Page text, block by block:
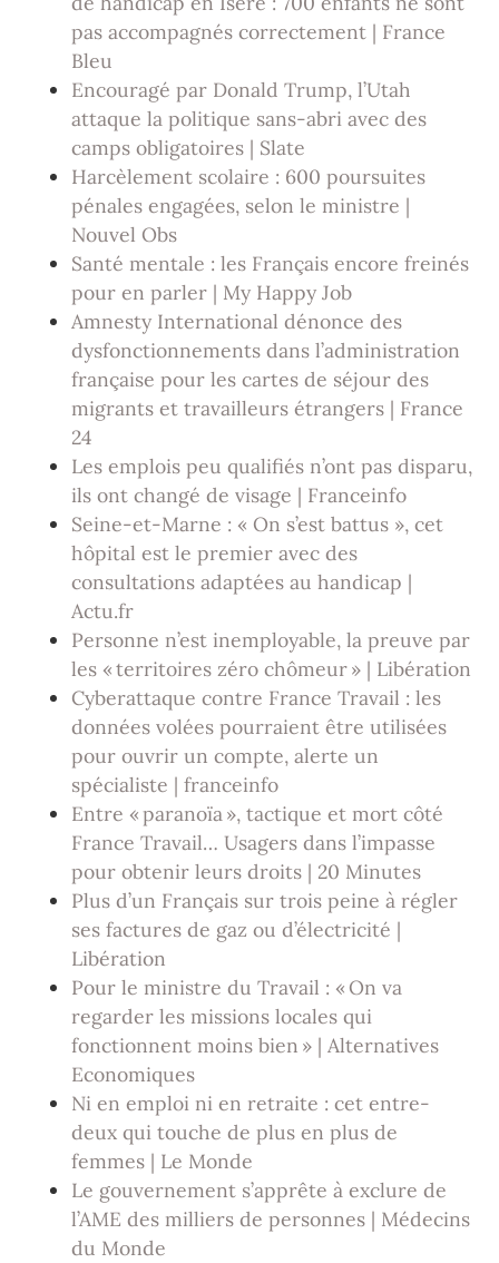
pas accompagnés correctement | France
Bleu
Encouragé par Donald Trump, l’Utah
attaque la politique sans-abri avec des
camps obligatoires | Slate
Harcèlement scolaire : 600 poursuites
pénales engagées, selon le ministre |
Nouvel Obs
Santé mentale : les Français encore freinés
pour en parler | My Happy Job
Amnesty International dénonce des
dysfonctionnements dans l’administration
française pour les cartes de séjour des
migrants et travailleurs étrangers | France
24
Les emplois peu qualifiés n’ont pas disparu,
ils ont changé de visage | Franceinfo
Seine-et-Marne : « On s’est battus », cet
hôpital est le premier avec des
consultations adaptées au handicap |
Actu.fr
Personne n’est inemployable, la preuve par
les « territoires zéro chômeur » | Libération
Cyberattaque contre France Travail : les
données volées pourraient être utilisées
pour ouvrir un compte, alerte un
spécialiste | franceinfo
Entre « paranoïa », tactique et mort côté
France Travail… Usagers dans l’impasse
pour obtenir leurs droits | 20 Minutes
Plus d’un Français sur trois peine à régler
ses factures de gaz ou d’électricité |
Libération
Pour le ministre du Travail : « On va
regarder les missions locales qui
fonctionnent moins bien » | Alternatives
Economiques
Ni en emploi ni en retraite : cet entre-
deux qui touche de plus en plus de
femmes | Le Monde
Le gouvernement s’apprête à exclure de
l’AME des milliers de personnes | Médecins
du Monde